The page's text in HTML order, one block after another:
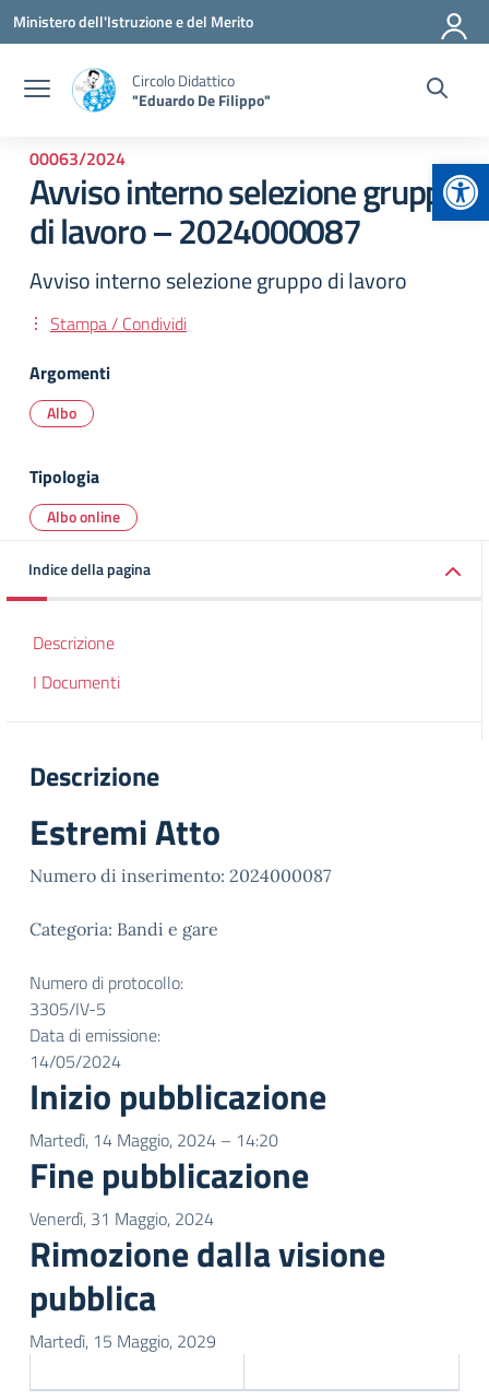
Vai ai contenuti
Vai al menu di navigazione
Vai al footer
Ministero dell'Istruzione e del Merito
Circolo Didattico
"Eduardo De Filippo"
00063/2024
Avviso interno selezione gruppo
di lavoro – 2024000087
Avviso interno selezione gruppo di lavoro
Stampa / Condividi
Argomenti
Albo
Tipologia
Albo online
Indice della pagina
Descrizione
I Documenti
Descrizione
Estremi Atto
Numero di inserimento: 2024000087
Categoria: Bandi e gare
Numero di protocollo:
3305/IV-5
Data di emissione:
14/05/2024
Inizio pubblicazione
Martedì, 14 Maggio, 2024 – 14:20
Fine pubblicazione
Venerdì, 31 Maggio, 2024
Rimozione dalla visione
pubblica
Martedì, 15 Maggio, 2029